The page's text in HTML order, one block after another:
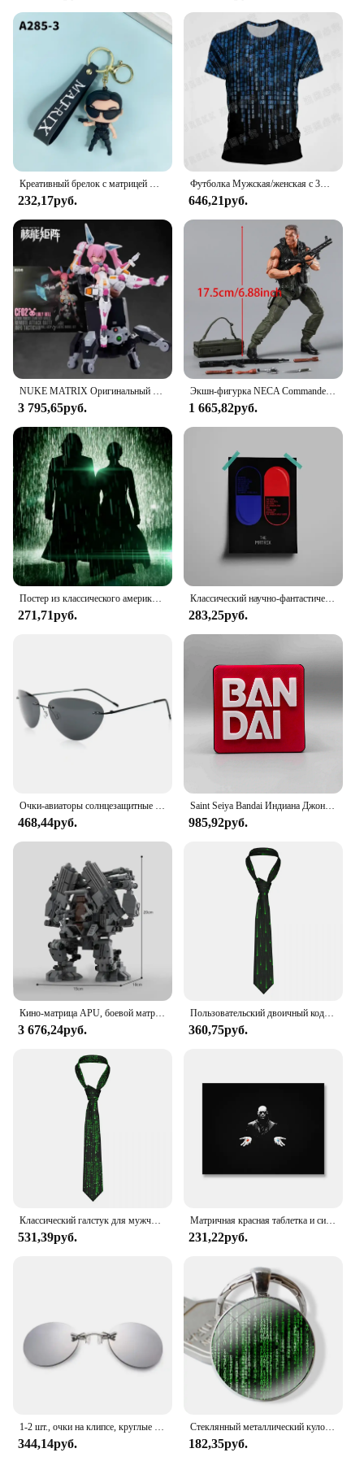
Креативный брелок с матрицей фильма, крутой хакер, нео-танк, брелок для ключей для мальчиков и девочек, сумка, подвеска, автомобильный брелок, оптовая продажа
232,17руб.
Футболка Мужская/женская с 3D-принтом, модная зеленая матричная тенниска с коротким рукавом, крутая повседневная майка в стиле Харадзюку, на лето
646,21руб.
NUKE MATRIX Оригинальный комплект модели CYBER FOREST SHADOW GIRLS MAD WOLF Фигурка в сборе Модель игрушки Робот в подарок для мальчиков 160 мм
3 795,65руб.
Экшн-фигурка NECA Commander o Schwarzenegger John Matrix из ПВХ, коллекционная Подарочная игрушка
1 665,82руб.
271,71руб.
Классический научно-фантастический фильм «Матрица», настенная картина, фильм 90-х годов, красный таблетка, синий таблетка, научно-фантастическая пленка, холст, художественные принты, декор для гостиной
283,25руб.
468,44руб.
Saint Seiya Bandai Индиана Джонс Матрица Железный человек обратно в будущее 3D печать логотипа пленка стоячая фирменная табличка Decorat
985,92руб.
3 676,24руб.
Пользовательский двоичный код матричная программа галстук мужской классический Шелковый хакер программатор Галстуки для бизнеса
360,75руб.
531,39руб.
Матричная красная таблетка и синяя таблетка Выберите свою жизнь холст печать домашний декор живопись плакат современное настенное искусство Рождественский подарок
231,22руб.
1-2 шт., очки на клипсе, круглые солнцезащитные очки без оправы Matrix Morpheus, мини-безрамочные винтажные мужские очки UV400
344,14руб.
Стеклянный металлический кулон, брелок для ключей, классический мужской и женский брелок для ключей, аксессуары, ювелирные изделия, подарки, матричный хакер
182,35руб.